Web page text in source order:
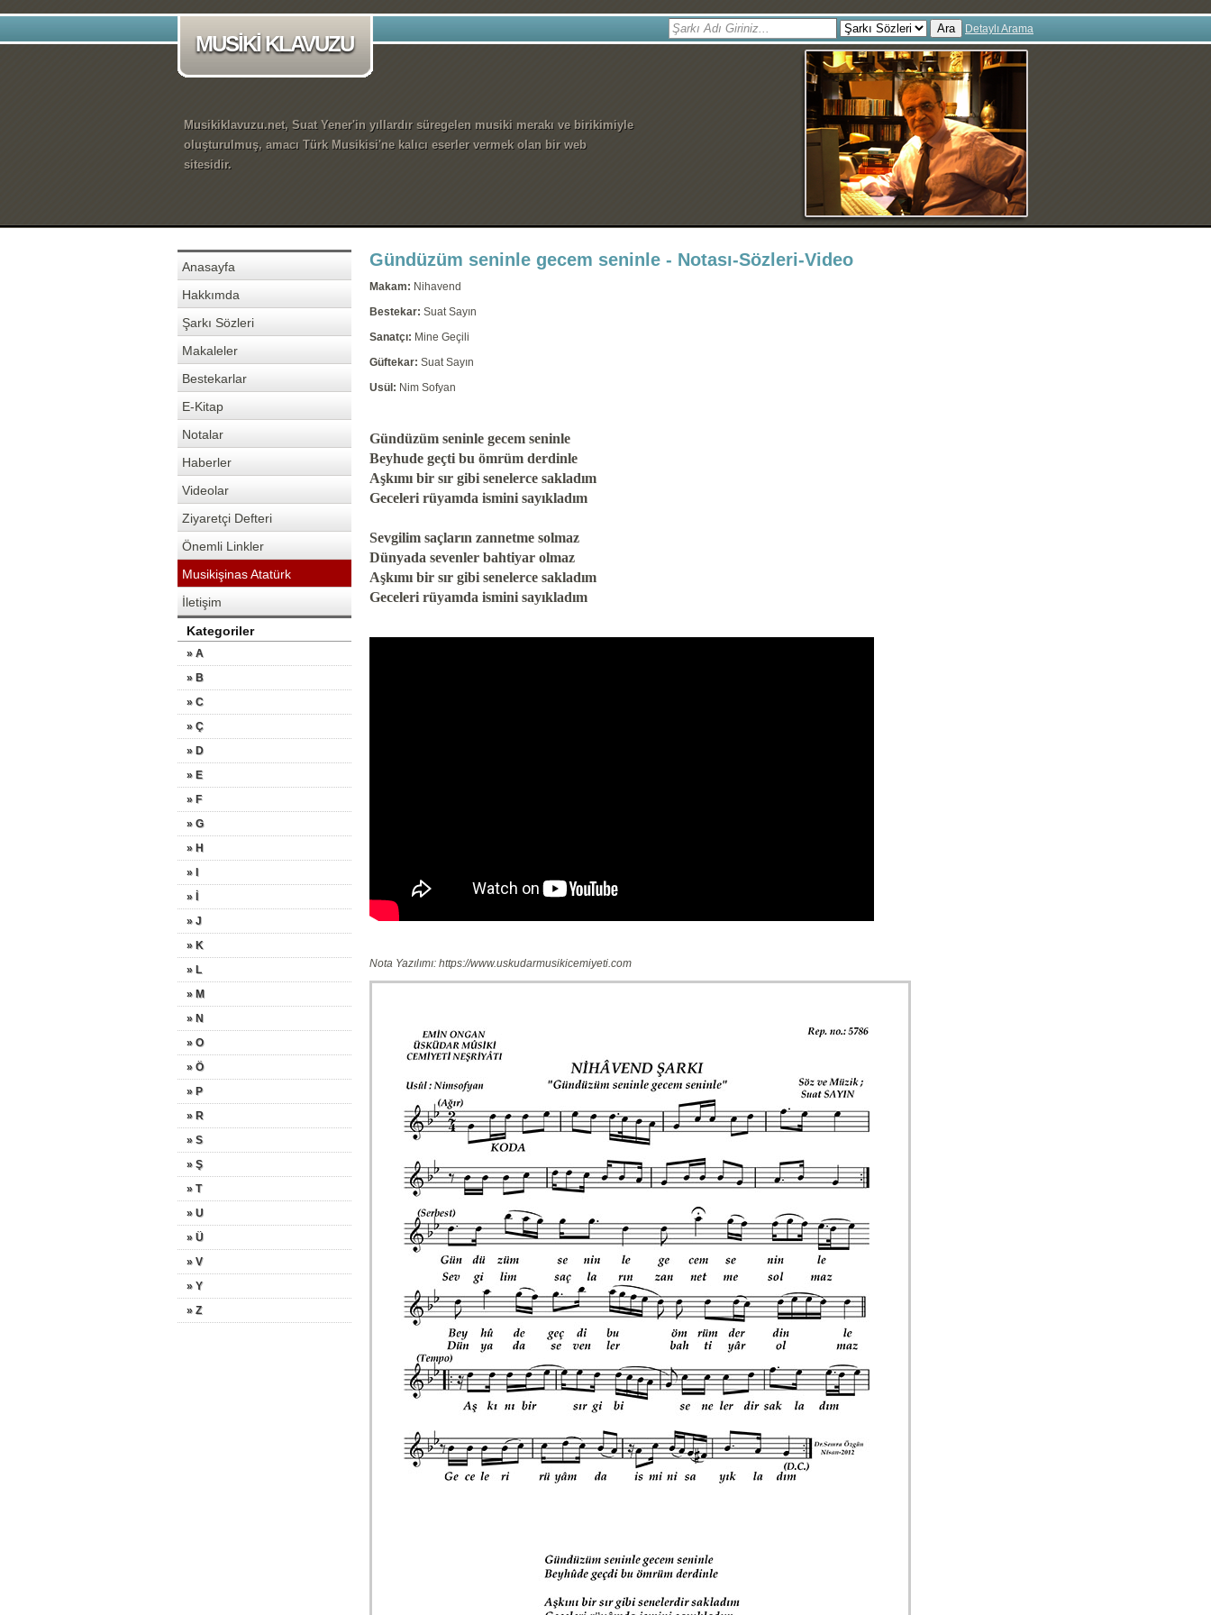
MUSİKİ KLAVUZU
Ara Detaylı Arama
Musikiklavuzu.net, Suat Yener'in yıllardır süregelen musiki merakı ve birikimiyle
oluşturulmuş, amacı Türk Musikisi'ne kalıcı eserler vermek olan bir web
sitesidir.
Anasayfa
Hakkımda
Şarkı Sözleri
Makaleler
Bestekarlar
E-Kitap
Notalar
Haberler
Videolar
Ziyaretçi Defteri
Önemli Linkler
Musikişinas Atatürk
İletişim
Kategoriler
» A
» B
» C
» Ç
» D
» E
» F
» G
» H
» I
» İ
» J
» K
» L
» M
» N
» O
» Ö
» P
» R
» S
» Ş
» T
» U
» Ü
» V
» Y
» Z
Gündüzüm seninle gecem seninle - Notası-Sözleri-Video
Makam: Nihavend
Bestekar: Suat Sayın
Sanatçı: Mine Geçili
Güftekar: Suat Sayın
Usül: Nim Sofyan
Gündüzüm seninle gecem seninle
Beyhude geçti bu ömrüm derdinle
Aşkımı bir sır gibi senelerce sakladım
Geceleri rüyamda ismini sayıkladım
Sevgilim saçların zannetme solmaz
Dünyada sevenler bahtiyar olmaz
Aşkımı bir sır gibi senelerce sakladım
Geceleri rüyamda ismini sayıkladım
Nota Yazılımı: https://www.uskudarmusikicemiyeti.com